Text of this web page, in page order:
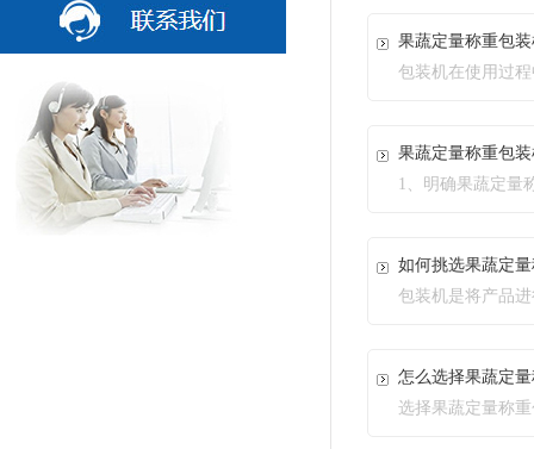
果蔬定量称重包装
包装机在使用过程
果蔬定量称重包装
1、明确果蔬定
如何挑选果蔬定量
包装机是将产品进
怎么选择果蔬定量
选择果蔬定量称重